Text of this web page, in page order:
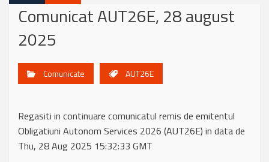
Comunicat AUT26E, 28 august
2025
Comunicate AUT26E
Regasiti in continuare comunicatul remis de emitentul
Obligatiuni Autonom Services 2026 (AUT26E) in data de
Thu, 28 Aug 2025 15:32:33 GMT